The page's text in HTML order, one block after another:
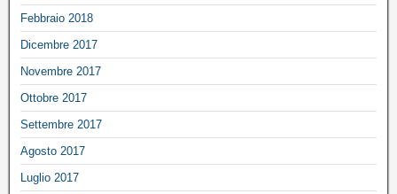
Febbraio 2018
Dicembre 2017
Novembre 2017
Ottobre 2017
Settembre 2017
Agosto 2017
Luglio 2017